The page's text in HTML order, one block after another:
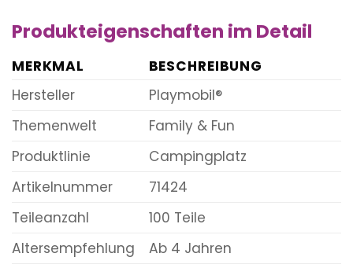
Produkteigenschaften im Detail
MERKMAL
BESCHREIBUNG
Hersteller
Playmobil®
Themenwelt
Family & Fun
Produktlinie
Campingplatz
Artikelnummer
71424
Teileanzahl
100 Teile
Altersempfehlung
Ab 4 Jahren